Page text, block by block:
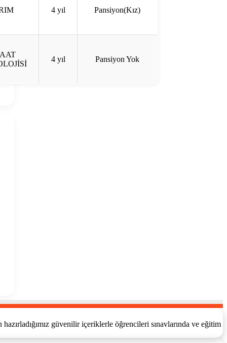
4 yıl Pansiyon(Kız)
4 yıl Pansiyon Yok
güvenilir içeriklerle öğrencileri sınavlarında ve eğitim